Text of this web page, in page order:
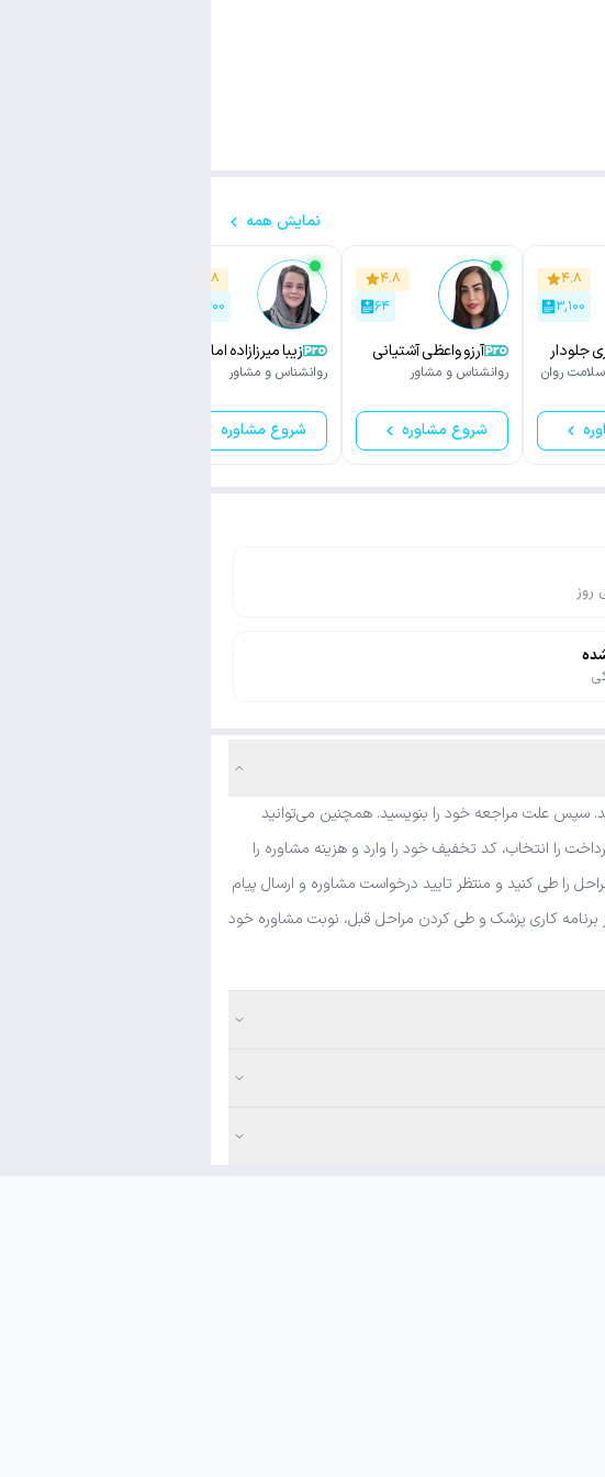
نمایش همه
۴.۸
۳,۱۰۰
روان
۴.۸
۶۴
آرزو واعظی آشتیانی
روانشناس و مشاور
شروع مشاوره
۴.۸
۲,۴۰۰
زیبا میرزازاده امامقلی
روانشناس و مشاور
شروع مشاوره
روز
سپس علت مراجعه خود را بنویسید. همچنین می‌توانید
را انتخاب، کد تخفیف خود را وارد و هزینه مشاوره را
را طی کنید و منتظر تایید درخواست مشاوره و ارسال پیام
برنامه کاری پزشک و طی کردن مراحل قبل، نوبت مشاوره خود